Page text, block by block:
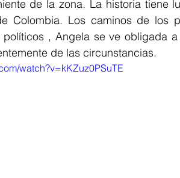
de la zona. La historia tiene
Colombia. Los caminos de los
, Angela se ve obligada
de las circunstancias.
watch?v=kKZuz0PSuTE